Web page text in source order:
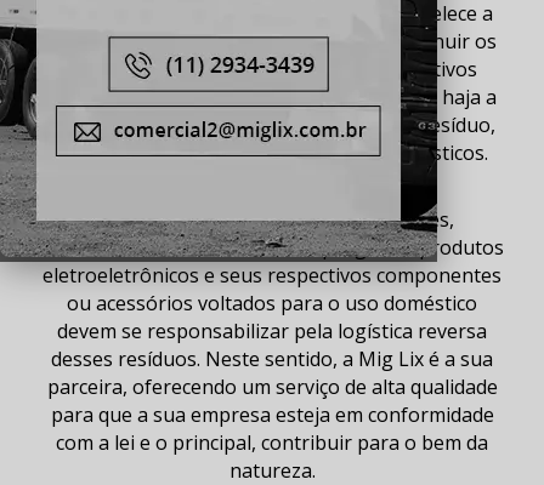
Mapa Site
Sólidos (PNRS), em que se estabelece a
implementação de medidas que visam diminuir os
danos que as empresas e setores produtivos
causam ao meio ambiente. A lei obriga que haja a
coleta e destinação correta deste tipo deresíduo,
isentando oseletroeletrônicosnão domésticos.
Deste modo, fabricantes, importadores,
distribuidores e comerciantes que geram produtos
eletroeletrônicose seus respectivos componentes
ou acessórios voltados para o uso doméstico
devem se responsabilizar pela logística reversa
desses resíduos. Neste sentido, a Mig Lix é a sua
parceira, oferecendo um serviço de alta qualidade
para que a sua empresa esteja em conformidade
com a lei e o principal, contribuir para o bem da
natureza.